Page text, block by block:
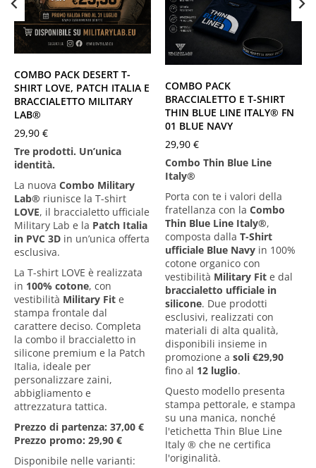
Desert
XS
S M
L
XL
XXL XXXL
COMBO PACK DESERT T-
SHIRT LOVE, PATCH ITALIA E
BRACCIALETTO MILITARY
LAB®
29,90 €
Tre prodotti. Un’unica
identità.
La nuova Combo Military
Lab® riunisce la T-shirt
LOVE, il braccialetto ufficiale
Military Lab e la Patch Italia
in PVC 3D in un’unica offerta
esclusiva.
La T-shirt LOVE è realizzata
in 100% cotone, con
vestibilità Military Fit e
stampa frontale dal
carattere deciso. Completa
la combo il braccialetto in
silicone premium e la Patch
Italia, ideale per
personalizzare zaini,
abbigliamento e
attrezzatura tattica.
Prezzo di partenza: 37,00 €
Prezzo promo: 29,90 €
Disponibile nelle varianti:
Blue Navy
XS
S M
XL
XXXL
COMBO PACK
BRACCIALETTO E T-SHIRT
THIN BLUE LINE ITALY® FN
01 BLUE NAVY
29,90 €
Combo Thin Blue Line
Italy®
Porta con te i valori della
fratellanza con la Combo
Thin Blue Line Italy®,
composta dalla T-Shirt
ufficiale Blue Navy in 100%
cotone organico con
vestibilità Military Fit e dal
braccialetto ufficiale in
silicone. Due prodotti
esclusivi, realizzati con
materiali di alta qualità,
disponibili insieme in
promozione a soli €29,90
fino al 12 luglio.
Questo modello presenta
stampa pettorale, e stampa
su una manica, nonché
l'etichetta Thin Blue Line
Italy ® che ne certifica
l'originalità.